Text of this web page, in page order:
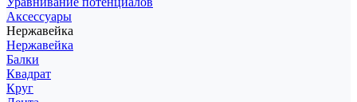
Аксессуары
Нержавейка
Нержавейка
Балки
Квадрат
Круг